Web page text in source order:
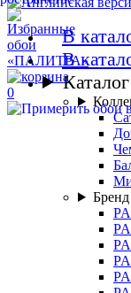
0
В
В
Бренд